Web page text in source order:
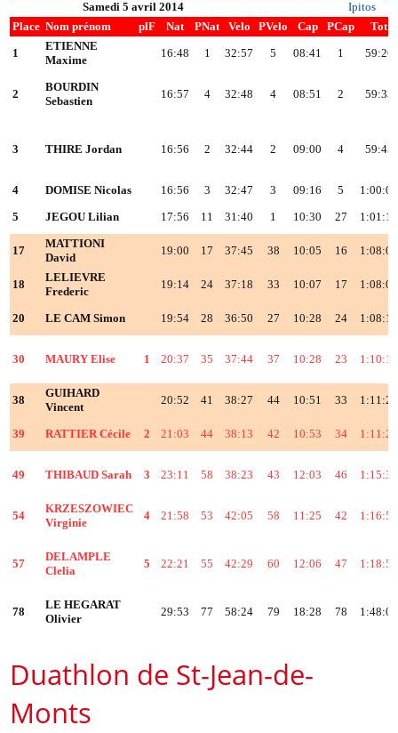
Samedi 5 avril 2014
Ipitos
Place Nom prénom plF Nat PNat Velo PVelo Cap PCap Tot
1
ETIENNE
Maxime
16:48 1 32:57 5 08:41 1 59:26
2
BOURDIN
Sebastien
16:57 4 32:48 4 08:51 2 59:33
3 THIRE Jordan 16:56 2 32:44 2 09:00 4 59:45
4 DOMISE Nicolas 16:56 3 32:47 3 09:16 5 1:00:04
5 JEGOU Lilian 17:56 11 31:40 1 10:30 27 1:01:17
17
MATTIONI
David
19:00 17 37:45 38 10:05 16 1:08:00
18
LELIEVRE
Frederic
19:14 24 37:18 33 10:07 17 1:08:01
20 LE CAM Simon 19:54 28 36:50 27 10:28 24 1:08:19
30 MAURY Elise 1 20:37 35 37:44 37 10:28 23 1:10:11
38
GUIHARD
Vincent
20:52 41 38:27 44 10:51 33 1:11:21
39 RATTIER Cécile 2 21:03 44 38:13 42 10:53 34 1:11:21
49 THIBAUD Sarah 3 23:11 58 38:23 43 12:03 46 1:15:30
54
KRZESZOWIEC
Virginie
4 21:58 53 42:05 58 11:25 42 1:16:58
57
DELAMPLE
Clelia
5 22:21 55 42:29 60 12:06 47 1:18:53
78
LE HEGARAT
Olivier
29:53 77 58:24 79 18:28 78 1:48:09
Duathlon de St-Jean-de-
Monts